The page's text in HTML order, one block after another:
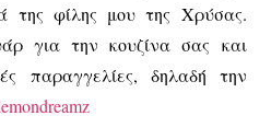
της φίλης μου της Χρύσας.
για την κουζίνα σας και
παραγγελίες, δηλαδή την